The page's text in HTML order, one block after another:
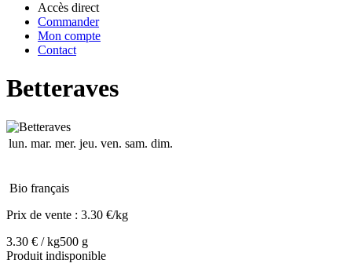
Accès direct
Commander
Mon compte
Contact
Betteraves
lun. mar. mer. jeu. ven. sam. dim.
Bio français
Prix de vente : 3.30 €/kg
3.30 € / kg500 g
Produit indisponible